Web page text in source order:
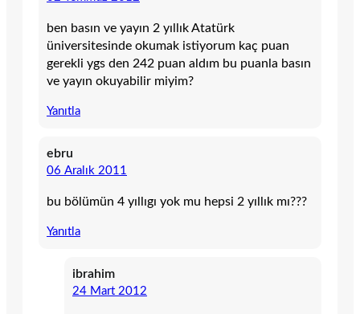
ben basın ve yayın 2 yıllık Atatürk
üniversitesinde okumak istiyorum kaç puan
gerekli ygs den 242 puan aldım bu puanla basın
ve yayın okuyabilir miyim?
Yanıtla
ebru
06 Aralık 2011
bu bölümün 4 yıllıgı yok mu hepsi 2 yıllık mı???
Yanıtla
ibrahim
24 Mart 2012